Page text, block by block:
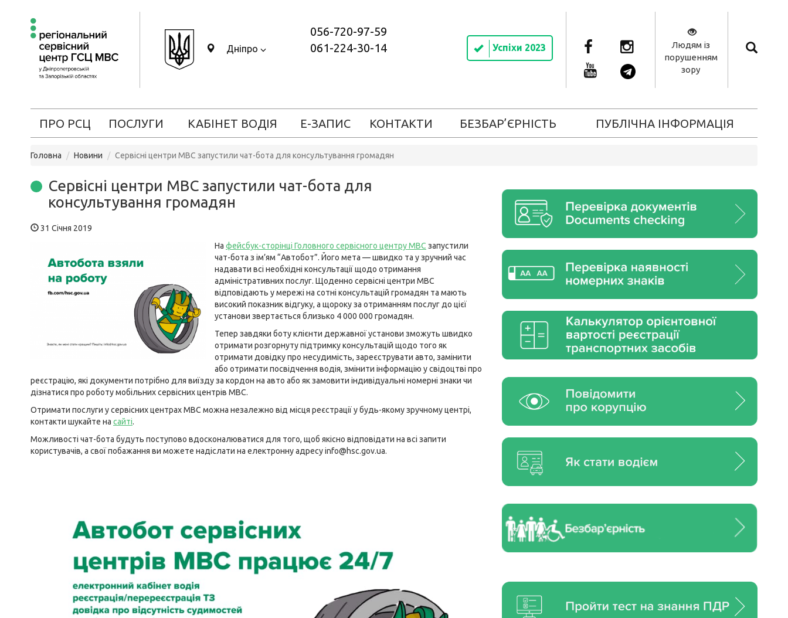
Дніпро
056-720-97-59
061-224-30-14
Успіхи 2023
Людям із
порушенням
зору
ПРО РСЦ ПОСЛУГИ КАБІНЕТ ВОДІЯ Е-ЗАПИС КОНТАКТИ БЕЗБАР’ЄРНІСТЬ ПУБЛІЧНА ІНФОРМАЦІЯ
Головна Новини Сервісні центри МВС запустили чат-бота для консультування громадян
Сервісні центри МВС запустили чат-бота для
консультування громадян
31 Січня 2019
На фейсбук-сторінці Головного сервісного центру МВС запустили
чат-бота з ім’ям “Автобот”. Його мета — швидко та у зручний час
надавати всі необхідні консультації щодо отримання
адміністративних послуг. Щоденно сервісні центри МВС
відповідають у мережі на сотні консультацій громадян та мають
високий показник відгуку, а щороку за отриманням послуг до цієї
установи звертається близько 4 000 000 громадян.
Тепер завдяки боту клієнти державної установи зможуть швидко
отримати розгорнуту підтримку консультацій щодо того як
отримати довідку про несудимість, зареєструвати авто, замінити
або отримати посвідчення водія, змінити інформацію у свідоцтві про
реєстрацію, які документи потрібно для виїзду за кордон на авто або як замовити індивідуальні номерні знаки чи
дізнатися про роботу мобільних сервісних центрів МВС.
Отримати послуги у сервісних центрах МВС можна незалежно від місця реєстрації у будь-якому зручному центрі,
контакти шукайте на сайті.
Можливості чат-бота будуть поступово вдосконалюватися для того, щоб якісно відповідати на всі запити
користувачів, а свої побажання ви можете надіслати на електронну адресу info@hsc.gov.ua.